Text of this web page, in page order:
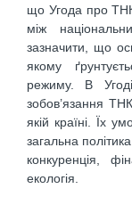
що Угода про ТНК
між
зазначити, що
якому
режиму. В
зобов’язання
якій країні. Їх
загальна
конкуренція,
екологія.